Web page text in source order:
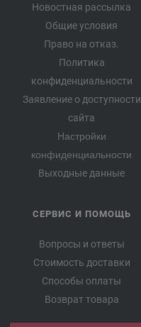
Новостная рассылка
Общие условия
Право на отказ.
Политика
конфиденциальности
Заявление о доступности
сайта
Настройки
конфиденциальности
Выходные данные
СЕРВИС И ПОМОЩЬ
Вопросы и ответы
Стоимость доставки
Способы оплаты
Возврат товара